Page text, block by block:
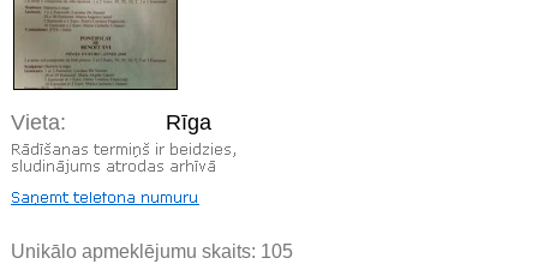
Vieta: Rīga
Unikālo apmeklējumu skaits: 105